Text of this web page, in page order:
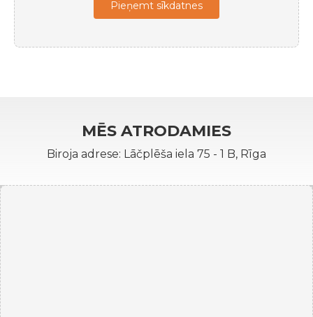
Pieņemt sīkdatnes
MĒS ATRODAMIES
Biroja adrese: Lāčplēša iela 75 - 1 B, Rīga